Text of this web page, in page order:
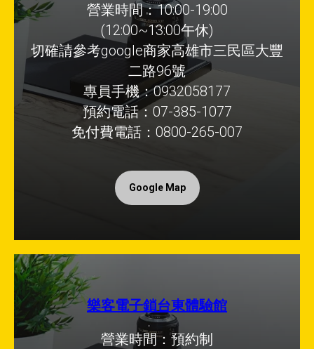
營業時間：10:00-19:00
(12:00~13:00午休)
切確請參考google商家高雄市三民區大豐
二路96號
專員手機：0932058177
預約電話：07-385-1077
免付費電話：0800-265-007
Google Map
樂客電子鎖台東體驗館
營業時間：預約制